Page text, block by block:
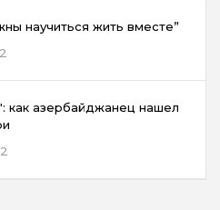
научиться жить вместе”
как азербайджанец нашел